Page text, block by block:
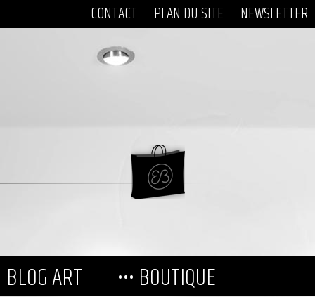
CONTACT PLAN DU SITE NEWSLETTER
BLOG ART ••• BOUTIQUE